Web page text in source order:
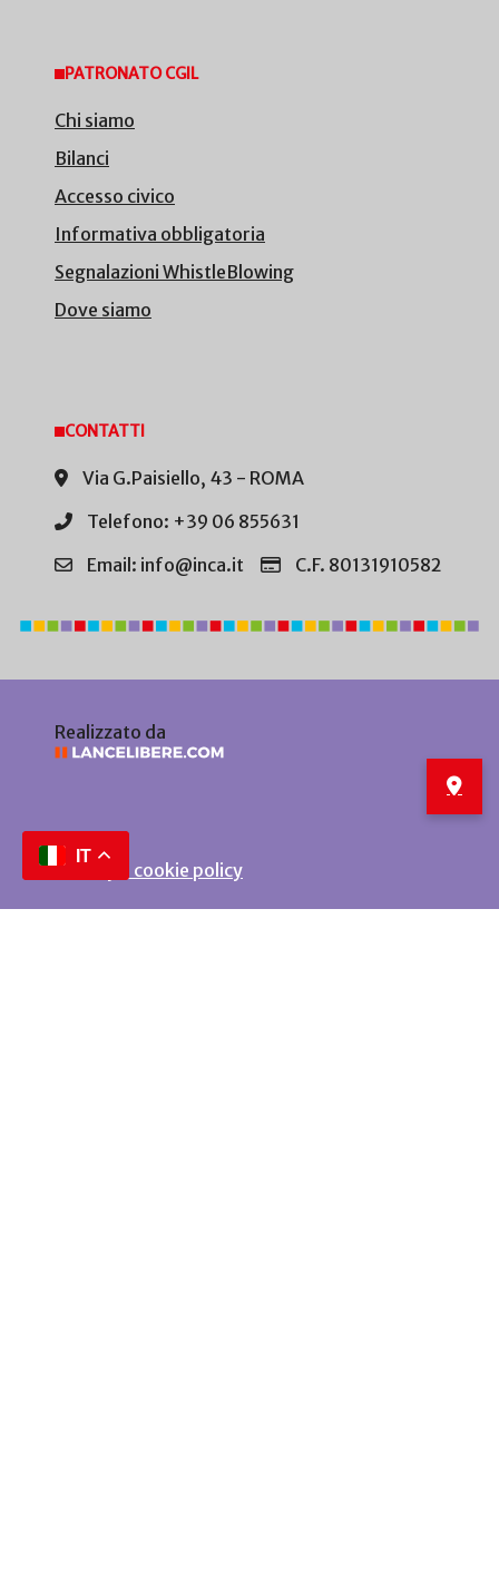
PATRONATO CGIL
Chi siamo
Bilanci
Accesso civico
Informativa obbligatoria
Segnalazioni WhistleBlowing
Dove siamo
CONTATTI
Via G.Paisiello, 43 - ROMA
Telefono: +39 06 855631
Email: info@inca.it
C.F. 80131910582
Realizzato da
Privacy e cookie policy
IT